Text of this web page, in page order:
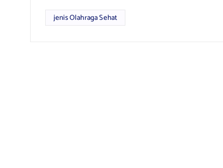
jenis Olahraga Sehat